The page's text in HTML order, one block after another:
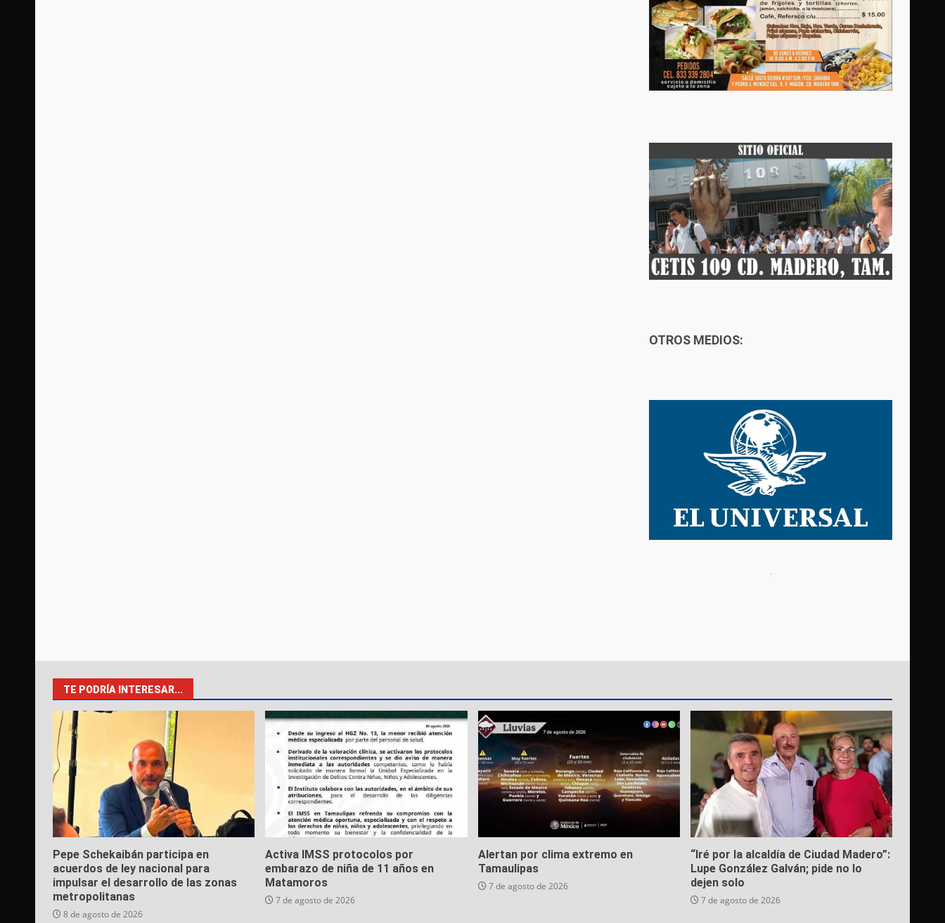
OTROS MEDIOS:
TE PODRÍA INTERESAR...
Pepe Schekaibán participa en
acuerdos de ley nacional para
impulsar el desarrollo de las zonas
metropolitanas
8 de agosto de 2026
Activa IMSS protocolos por
embarazo de niña de 11 años en
Matamoros
7 de agosto de 2026
Alertan por clima extremo en
Tamaulipas
7 de agosto de 2026
“Iré por la alcaldía de Ciudad Madero”:
Lupe González Galván; pide no lo
dejen solo
7 de agosto de 2026